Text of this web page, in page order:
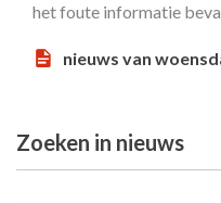
het foute informatie
nieuws van
Zoeken in nieuws